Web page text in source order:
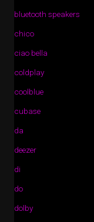
bluetooth speakers
chico
ciao bella
coldplay
coolblue
cubase
da
deezer
di
do
dolby